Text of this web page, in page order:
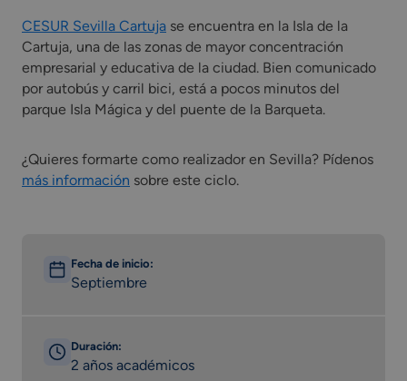
CESUR Sevilla Cartuja se encuentra en la Isla de la
Cartuja, una de las zonas de mayor concentración
empresarial y educativa de la ciudad. Bien comunicado
por autobús y carril bici, está a pocos minutos del
parque Isla Mágica y del puente de la Barqueta.
¿Quieres formarte como realizador en Sevilla? Pídenos
más información sobre este ciclo.
Fecha de inicio:
Septiembre
Duración:
2 años académicos